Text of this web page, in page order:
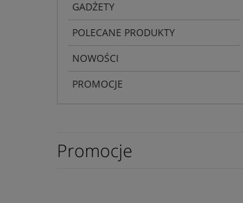
GADŻETY
POLECANE PRODUKTY
NOWOŚCI
PROMOCJE
Promocje